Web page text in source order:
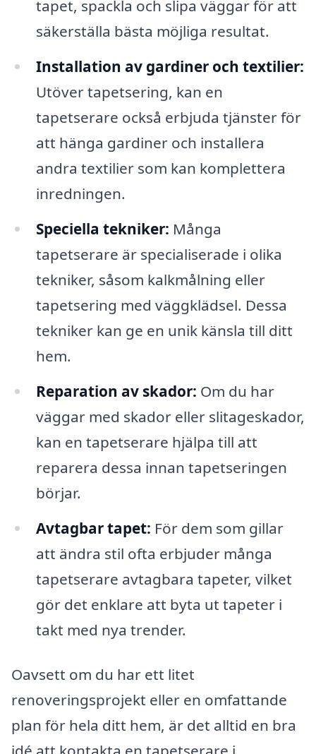
tapet, spackla och slipa väggar för att
säkerställa bästa möjliga resultat.
Installation av gardiner och textilier:
Utöver tapetsering, kan en
tapetserare också erbjuda tjänster för
att hänga gardiner och installera
andra textilier som kan komplettera
inredningen.
Speciella tekniker: Många
tapetserare är specialiserade i olika
tekniker, såsom kalkmålning eller
tapetsering med väggklädsel. Dessa
tekniker kan ge en unik känsla till ditt
hem.
Reparation av skador: Om du har
väggar med skador eller slitageskador,
kan en tapetserare hjälpa till att
reparera dessa innan tapetseringen
börjar.
Avtagbar tapet: För dem som gillar
att ändra stil ofta erbjuder många
tapetserare avtagbara tapeter, vilket
gör det enklare att byta ut tapeter i
takt med nya trender.
Oavsett om du har ett litet
renoveringsprojekt eller en omfattande
plan för hela ditt hem, är det alltid en bra